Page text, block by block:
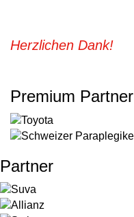
Herzlichen Dank!
Premium Partner
Partner